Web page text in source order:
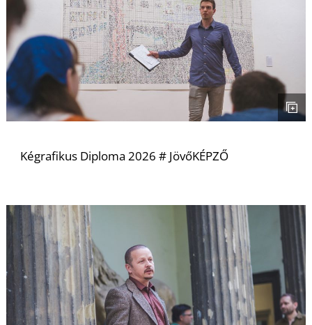
Kégrafikus Diploma 2026 # JövőKÉPZŐ